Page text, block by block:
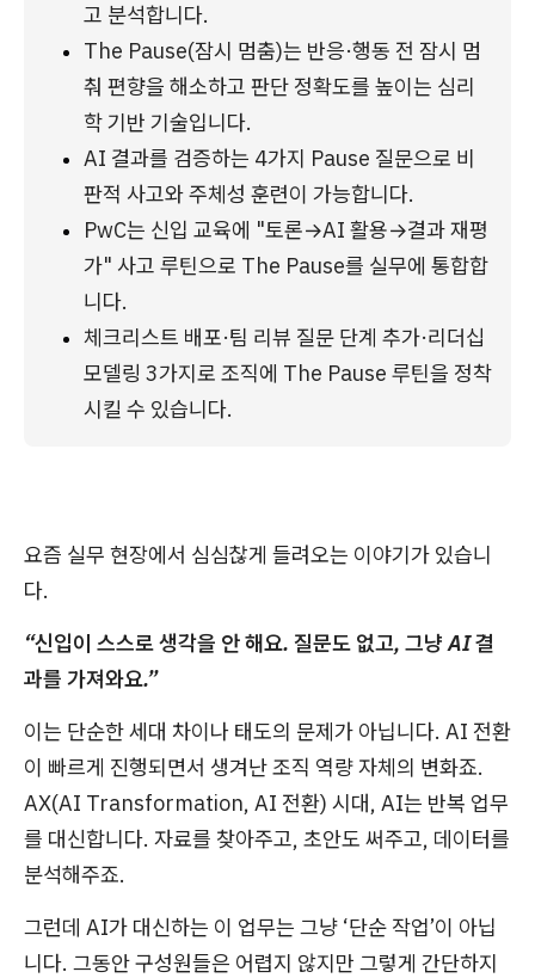
고 분석합니다.
The Pause(잠시 멈춤)는 반응·행동 전 잠시 멈
춰 편향을 해소하고 판단 정확도를 높이는 심리
학 기반 기술입니다.
AI 결과를 검증하는 4가지 Pause 질문으로 비
판적 사고와 주체성 훈련이 가능합니다.
PwC는 신입 교육에 "토론→AI 활용→결과 재평
가" 사고 루틴으로 The Pause를 실무에 통합합
니다.
체크리스트 배포·팀 리뷰 질문 단계 추가·리더십
모델링 3가지로 조직에 The Pause 루틴을 정착
시킬 수 있습니다.
요즘 실무 현장에서 심심찮게 들려오는 이야기가 있습니
다.
“신입이 스스로 생각을 안 해요. 질문도 없고, 그냥 AI 결
과를 가져와요.”
이는 단순한 세대 차이나 태도의 문제가 아닙니다. AI 전환
이 빠르게 진행되면서 생겨난 조직 역량 자체의 변화죠.
AX(AI Transformation, AI 전환) 시대, AI는 반복 업무
를 대신합니다. 자료를 찾아주고, 초안도 써주고, 데이터를
분석해주죠.
그런데 AI가 대신하는 이 업무는 그냥 ‘단순 작업’이 아닙
니다. 그동안 구성원들은 어렵지 않지만 그렇게 간단하지